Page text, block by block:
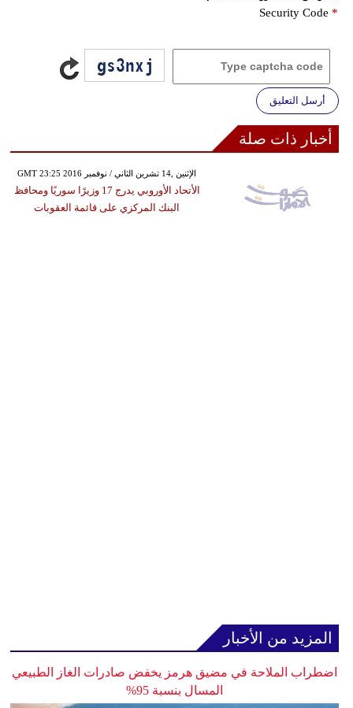
Security Code *
أرسل التعليق
أخبار ذات صلة
GMT 23:25 2016 الإثنين ,14 تشرين الثاني / نوفمبر
الأتحاد الأوروبي يدرج 17 وزيرًا سوريًا ومحافظ
البنك المركزي على قائمة العقوبات
المزيد من الأخبار
اضطراب الملاحة في مضيق هرمز يخفض صادرات الغاز الطبيعي
المسال بنسبة 95%